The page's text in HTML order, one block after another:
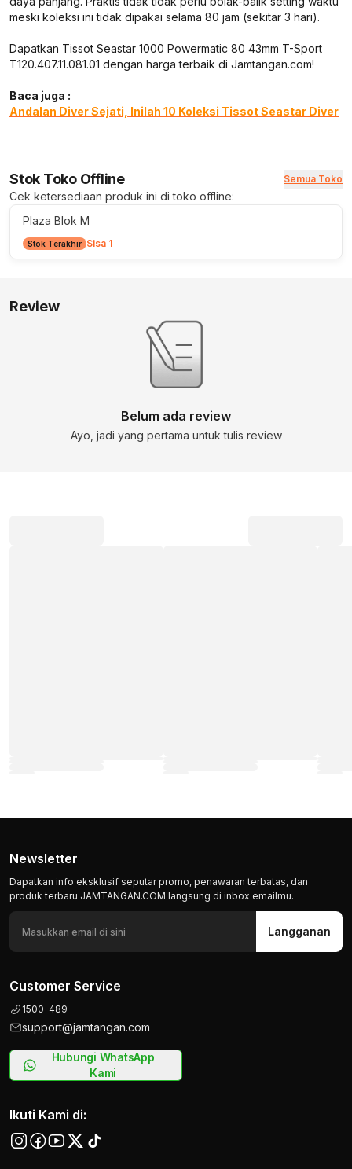
Newsletter
Dapatkan info eksklusif seputar promo, penawaran terbatas, dan
produk terbaru JAMTANGAN.COM langsung di inbox emailmu.
Langganan
Customer Service
1500-489
support@jamtangan.com
Hubungi WhatsApp
Kami
Ikuti Kami di:
meski koleksi ini tidak dipakai selama 80 jam (sekitar 3 hari).
Dapatkan Tissot Seastar 1000 Powermatic 80 43mm T-Sport
T120.407.11.081.01 dengan harga terbaik di Jamtangan.com!
Baca juga :
Andalan Diver Sejati, Inilah 10 Koleksi Tissot Seastar Diver
Stok Toko Offline Semua Toko
Cek ketersediaan produk ini di toko offline:
Plaza Blok M
Stok Terakhir Sisa 1
Review
Belum ada review
Ayo, jadi yang pertama untuk tulis review